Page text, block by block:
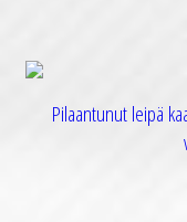
Pilaantunut leipä